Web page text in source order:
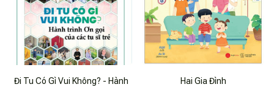
Đi Tu Có Gì Vui Không? - Hành
Hai Gia Đình